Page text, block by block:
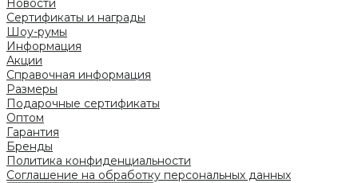
Сертификаты и награды
Шоу-румы
Информация
Акции
Справочная информация
Размеры
Подарочные сертификаты
Оптом
Гарантия
Бренды
Политика конфиденциальности
Соглашение на обработку персональных данных